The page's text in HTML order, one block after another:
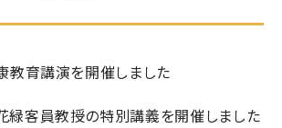
教育講演を開催しました
客員教授の特別講義を開催しました